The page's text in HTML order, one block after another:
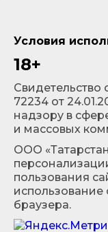
Условия
18+
72234 от
надзору в
и массовых
ООО
пользования
использование
браузера.